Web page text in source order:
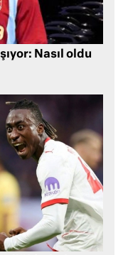
Nasıl oldu